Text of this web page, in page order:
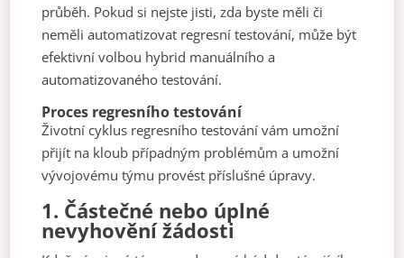
průběh. Pokud si nejste jisti, zda byste měli či
neměli automatizovat regresní testování, může být
efektivní volbou hybrid manuálního a
automatizovaného testování.
Proces regresního testování
Životní cyklus regresního testování vám umožní
přijít na kloub případným problémům a umožní
vývojovému týmu provést příslušné úpravy.
1. Částečné nebo úplné
nevyhovění žádosti